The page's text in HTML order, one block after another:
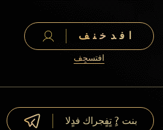
افدخنف
افتسجٍف
بنت ?ٍ تٍفٍجراك فدٍلا